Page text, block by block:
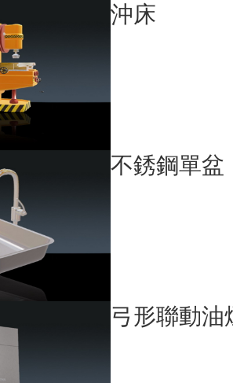
沖床
不銹鋼單盆
弓形聯動油